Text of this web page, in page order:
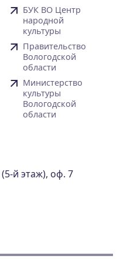
БУК ВО Центр
народной
культуры
Правительство
Вологодской
области
Министерство
культуры
Вологодской
области
й этаж), оф. 7